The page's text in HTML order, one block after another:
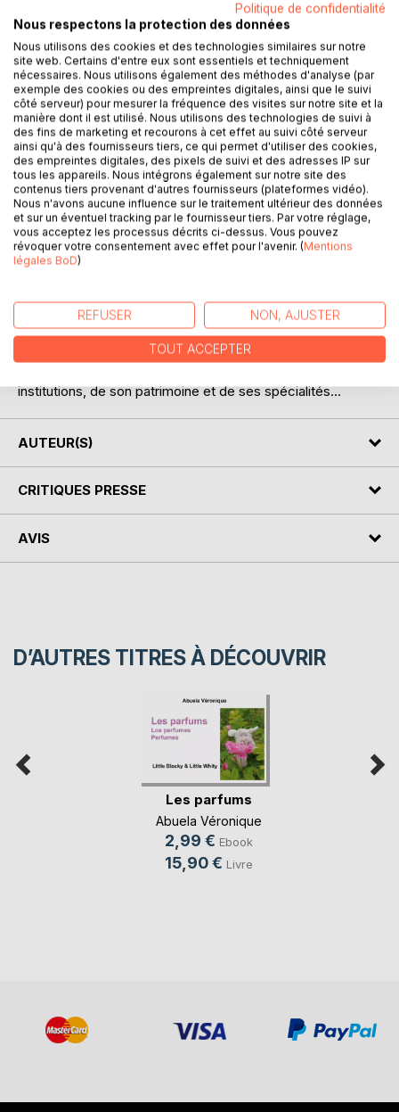
Téléchargement disponible dès maintenant
AJOUTER AU PANIER
Ajouter à ma liste d'envies
Laisser un avis
Le séjour en images de la famille Big Blacky et Big Whity
institutions, de son patrimoine et de ses spécialités...
AUTEUR(S)
CRITIQUES PRESSE
AVIS
D’AUTRES TITRES À DÉCOUVRIR
Les parfums
Abuela Véronique
2,99 € Ebook
15,90 € Livre
Politique de confidentialité
Nous respectons la protection des données
Nous utilisons des cookies et des technologies similaires sur notre
site web. Certains d'entre eux sont essentiels et techniquement
nécessaires. Nous utilisons également des méthodes d'analyse (par
exemple des cookies ou des empreintes digitales, ainsi que le suivi
côté serveur) pour mesurer la fréquence des visites sur notre site et la
manière dont il est utilisé. Nous utilisons des technologies de suivi à
des fins de marketing et recourons à cet effet au suivi côté serveur
ainsi qu'à des fournisseurs tiers, ce qui permet d'utiliser des cookies,
des empreintes digitales, des pixels de suivi et des adresses IP sur
tous les appareils. Nous intégrons également sur notre site des
contenus tiers provenant d'autres fournisseurs (plateformes vidéo).
Nous n'avons aucune influence sur le traitement ultérieur des données
et sur un éventuel tracking par le fournisseur tiers. Par votre réglage,
vous acceptez les processus décrits ci-dessus. Vous pouvez
révoquer votre consentement avec effet pour l'avenir. (Mentions
légales BoD)
REFUSER NON, AJUSTER
TOUT ACCEPTER